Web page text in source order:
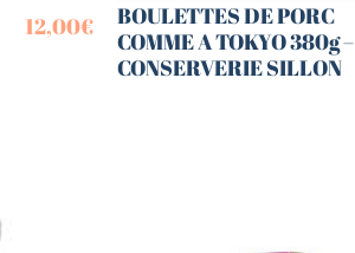
12,00€
BOULETTES DE PORC
COMME A TOKYO 380g –
CONSERVERIE SILLON